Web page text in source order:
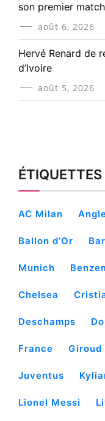
son premier
août 6, 2026
Hervé Renard de
d’Ivoire
août 5, 2026
ÉTIQUETTES
AC Milan
Ballon d’Or
Munich
Chelsea
Deschamps
France Giroud
Juventus
Lionel Messi